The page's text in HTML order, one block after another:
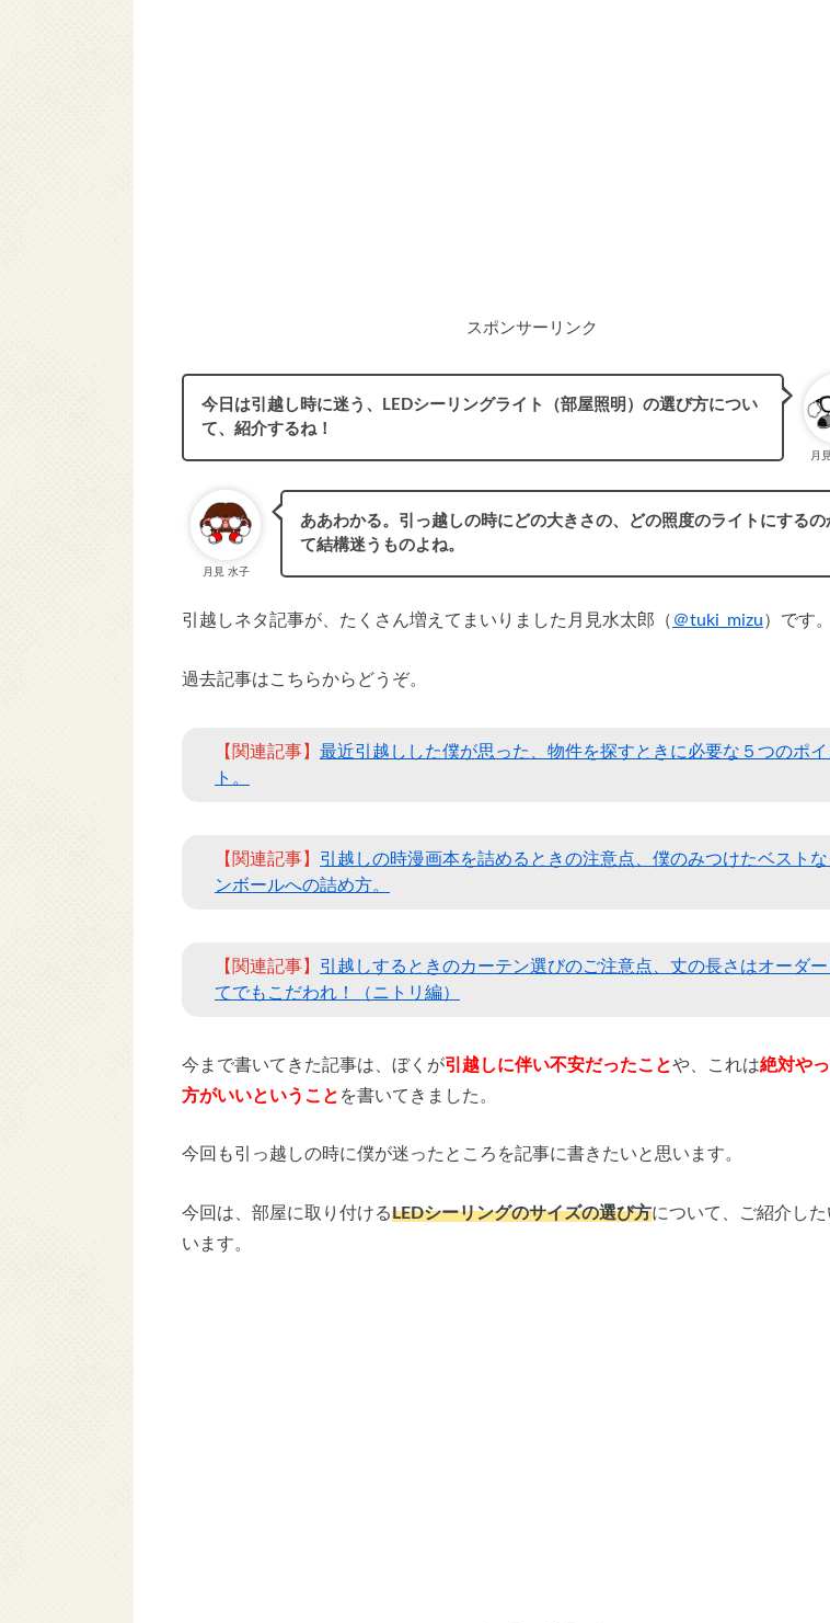
スポンサーリンク
月
今日は引越し時に迷う、LEDシーリングライト（部屋照明）の選び方につい
て、紹介するね！
月見 水子
ああわかる。引っ越しの時にどの大きさの、どの照度のライトにするの
て結構迷うものよね。
引越しネタ記事が、たくさん増えてまいりました月見水太郎（ ＠tuki_mizu）です。
過去記事はこちらからどうぞ。
【関連記事】 最近引越しした僕が思った、物件を探すときに必要な５つのポイ
ト。
【関連記事】
引越しの時漫画本を詰めるときの注意点、僕のみつけたベストな
ンボールへの詰め方。
【関連記事】
引越しするときのカーテン選びのご注意点、丈の長さはオーダー
てでもこだわれ！（ニトリ編）
今まで書いてきた記事は、ぼくが引越しに伴い不安だったことや、これは絶対や
方がいいということ を書いてきました。
今回も引っ越しの時に僕が迷ったところを記事に書きたいと思います。
今回は、部屋に取り付けるLEDシーリングのサイズの選び方について、ご紹介した
います。